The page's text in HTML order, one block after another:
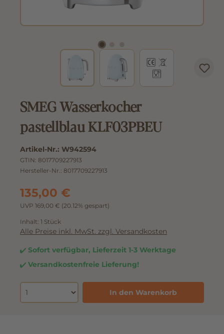
SMEG Wasserkocher
pastellblau KLF03PBEU
Artikel-Nr.: W942594
GTIN: 8017709227913
Hersteller-Nr.: 8017709227913
135,00 €
UVP 169,00 € (20.12% gespart)
Inhalt: 1 Stück
Alle Preise inkl. MwSt. zzgl. Versandkosten
Sofort verfügbar, Lieferzeit 1-3 Werktage
Versandkostenfreie Lieferung!
In den Warenkorb